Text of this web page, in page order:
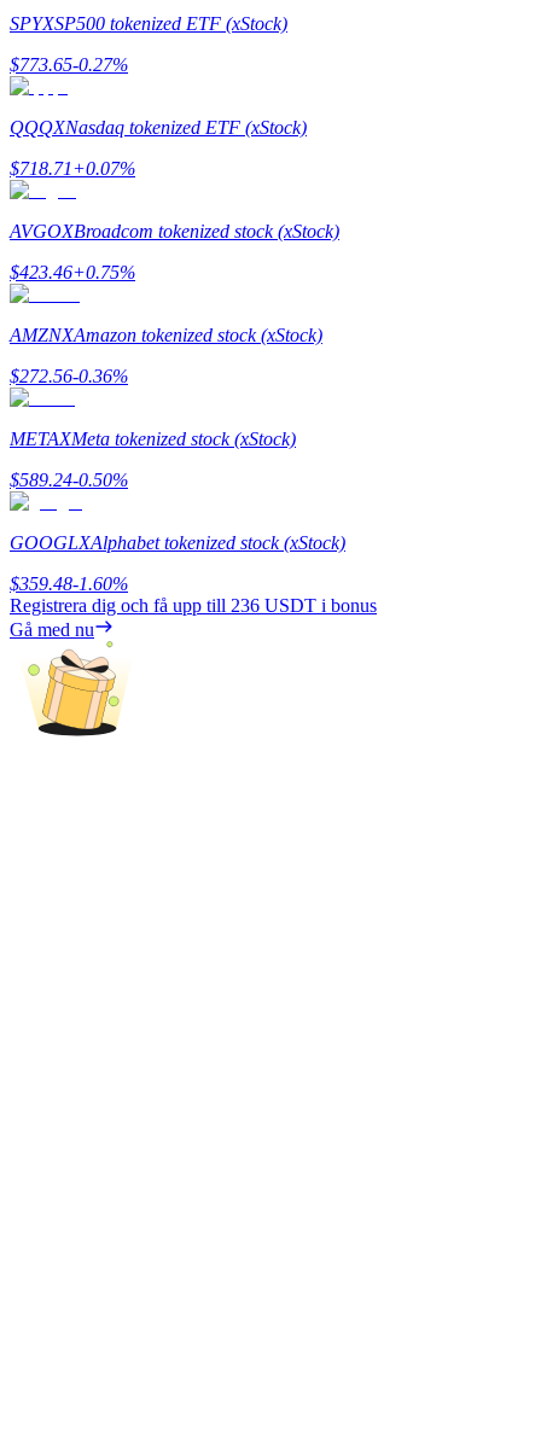
Futures startguide
Handelsstrategier
Lär dig hur du håller dig lönsam
Tjäna
SPYXSP500 tokenized ETF (xStock)
$773.65-0.27%
QQQXNasdaq tokenized ETF (xStock)
$718.71+0.07%
AVGOXBroadcom tokenized stock (xStock)
$423.46+0.75%
AMZNXAmazon tokenized stock (xStock)
$272.56-0.36%
METAXMeta tokenized stock (xStock)
$589.24-0.50%
GOOGLXAlphabet tokenized stock (xStock)
$359.48-1.60%
Registrera dig och få upp till 236 USDT i bonus
Gå med nu